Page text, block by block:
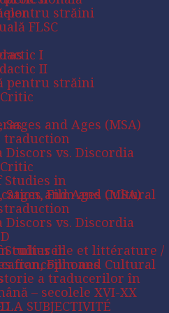
pentru străini
Sages and Ages (MSA)
traduction
Discors vs. Discordia
Studies in
Film and Cultural
culturelle et littérature /
francophones
a traducerilor în
– secolele XVI-XX
LA SUBJECTIVITÉ
FLSC
I
II
pentru străini
Sages and Ages (MSA)
traduction
Discors vs. Discordia
Studies in
Film and Cultural